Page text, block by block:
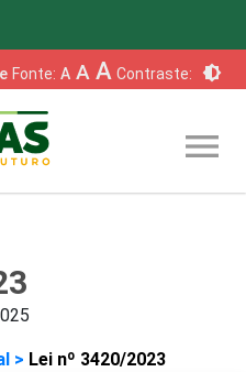
Fonte: A A A Contraste: brightness_6
menu
> Lei nº 3420/2023